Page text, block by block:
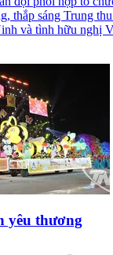
thắp sáng Trung
và tình hữu nghị
yêu thương